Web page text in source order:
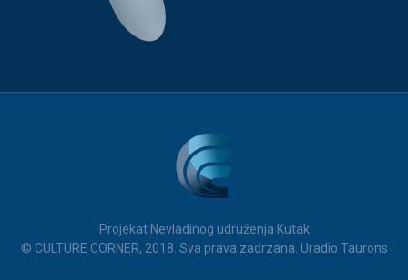
Projekat Nevladinog udruženja Kutak
© CULTURE CORNER, 2018. Sva prava zadrzana. Uradio Taurons